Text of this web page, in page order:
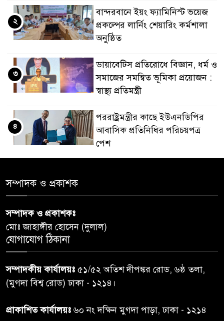
বান্দরবানে ইয়ং ফ্যামিনিস্ট ভয়েজ
প্রকল্পের লার্নিং শেয়ারিং কর্মশালা
অনুষ্ঠিত
২
ডায়াবেটিস প্রতিরোধে বিজ্ঞান, ধর্ম ও
সমাজের সমন্বিত ভূমিকা প্রয়োজন :
স্বাস্থ্য প্রতিমন্ত্রী
৩
পররাষ্ট্রমন্ত্রীর কা‌ছে ইউএনডিপির
আবাসিক প্রতিনিধির পরিচয়পত্র
পেশ
৪
৫
ঝড়বৃষ্টির পূর্বাভাস
৬
অনুশ্রীর, মিলল হারমোনিয়াম
উপহার
৭
২০ আগস্ট রাষ্ট্রপতি নির্বাচন,
সম্পাদক ও প্রকাশক
সম্পাদক ও প্রকাশকঃ
মোঃ জাহাঙ্গীর হোসেন (দুলাল)
যোগাযোগ ঠিকানা
সম্পাদকীয় কার্যালয়ঃ ৫১/৫২ অতিশ দীপঙ্কর রোড, ৬ষ্ঠ তলা,
(মুগদা বিশ্ব রোড) ঢাকা - ১২১৪।
প্রাকাশিত কার্যালয়ঃ৬০ নং দক্ষিন মুগদা পাড়া, ঢাকা - ১২১৪